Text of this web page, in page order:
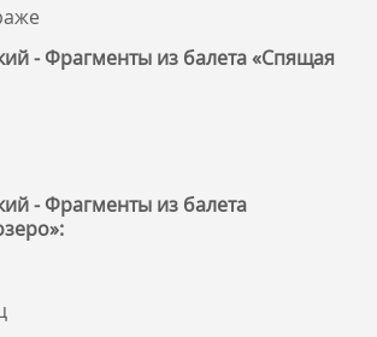
- Фрагменты из балета «Спящая
- Фрагменты из балета